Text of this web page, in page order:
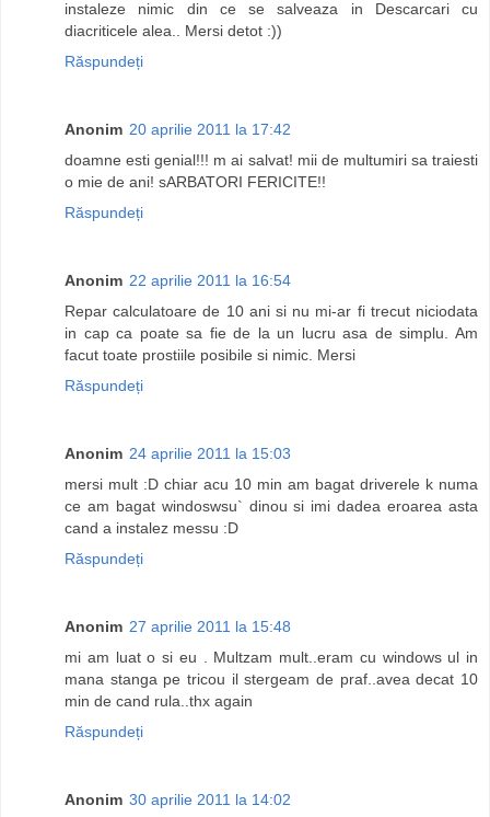
instaleze nimic din ce se salveaza in Descarcari cu
diacriticele alea.. Mersi detot :))
Răspundeți
Anonim 20 aprilie 2011 la 17:42
doamne esti genial!!! m ai salvat! mii de multumiri sa traiesti
o mie de ani! sARBATORI FERICITE!!
Răspundeți
Anonim 22 aprilie 2011 la 16:54
Repar calculatoare de 10 ani si nu mi-ar fi trecut niciodata
in cap ca poate sa fie de la un lucru asa de simplu. Am
facut toate prostiile posibile si nimic. Mersi
Răspundeți
Anonim 24 aprilie 2011 la 15:03
mersi mult :D chiar acu 10 min am bagat driverele k numa
ce am bagat windoswsu` dinou si imi dadea eroarea asta
cand a instalez messu :D
Răspundeți
Anonim 27 aprilie 2011 la 15:48
mi am luat o si eu . Multzam mult..eram cu windows ul in
mana stanga pe tricou il stergeam de praf..avea decat 10
min de cand rula..thx again
Răspundeți
Anonim 30 aprilie 2011 la 14:02